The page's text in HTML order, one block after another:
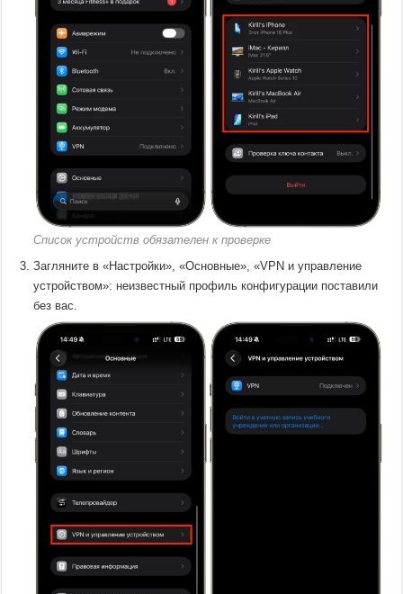
Список устройств обязателен к проверке
Загляните в «Настройки», «Основные», «VPN и управление
устройством»: неизвестный профиль конфигурации поставили
без вас.